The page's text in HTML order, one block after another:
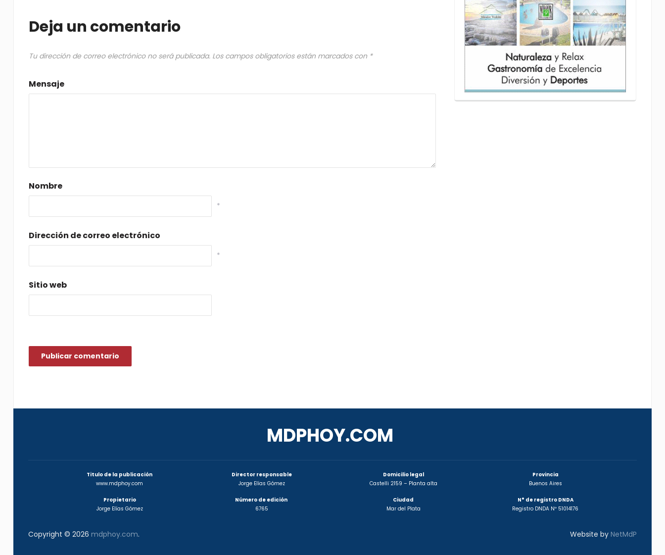
Deja un comentario
Tu dirección de correo electrónico no será publicada. Los campos obligatorios están marcados con *
Mensaje
Nombre
*
Dirección de correo electrónico
*
Sitio web
MDPHOY.COM
Titulo de la publicación
www.mdphoy.com
Propietario
Jorge Elías Gómez
Director responsable
Jorge Elías Gómez
Número de edición
6765
Domicilio legal
Castelli 2159 – Planta alta
Ciudad
Mar del Plata
Provincia
Buenos Aires
N° de registro DNDA
Registro DNDA Nº 51014176
Copyright © 2026 mdphoy.com. Website byNetMdP